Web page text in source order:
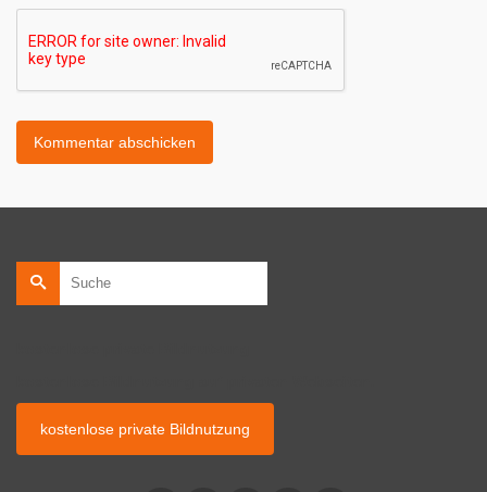
Suche
nach:
kostenlose private Bildnutzung